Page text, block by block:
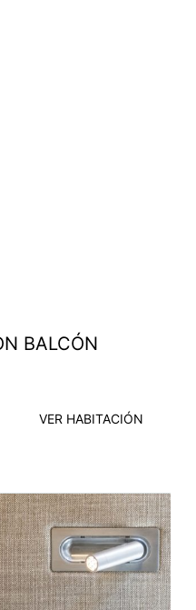
BALCÓN
VER HABITACIÓN